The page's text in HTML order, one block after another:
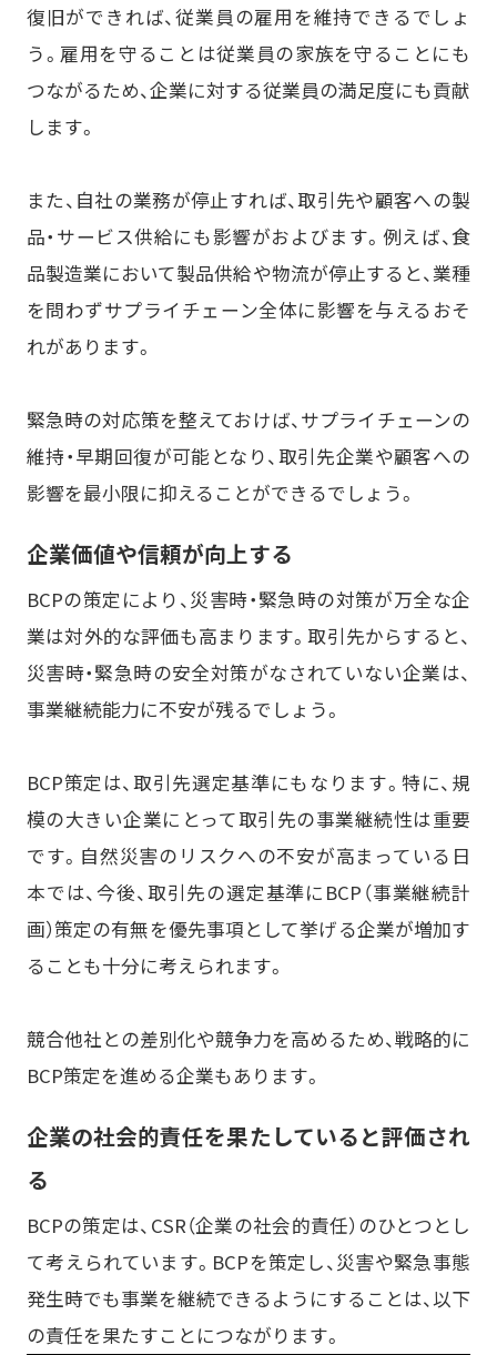
復旧ができれば、従業員の雇用を維持できるでしょ
う。雇用を守ることは従業員の家族を守ることにも
つながるため、企業に対する従業員の満足度にも貢献
します。
また、自社の業務が停止すれば、取引先や顧客への製
品・サービス供給にも影響がおよびます。例えば、食
品製造業において製品供給や物流が停止すると、業種
を問わずサプライチェーン全体に影響を与えるおそ
れがあります。
緊急時の対応策を整えておけば、サプライチェーンの
維持・早期回復が可能となり、取引先企業や顧客への
影響を最小限に抑えることができるでしょう。
企業価値や信頼が向上する
BCPの策定により、災害時・緊急時の対策が万全な企
業は対外的な評価も高まります。取引先からすると、
災害時・緊急時の安全対策がなされていない企業は、
事業継続能力に不安が残るでしょう。
BCP策定は、取引先選定基準にもなります。特に、規
模の大きい企業にとって取引先の事業継続性は重要
です。自然災害のリスクへの不安が高まっている日
本では、今後、取引先の選定基準にBCP（事業継続計
画）策定の有無を優先事項として挙げる企業が増加す
ることも十分に考えられます。
競合他社との差別化や競争力を高めるため、戦略的に
BCP策定を進める企業もあります。
企業の社会的責任を果たしていると評価され
る
BCPの策定は、CSR（企業の社会的責任）のひとつとし
て考えられています。BCPを策定し、災害や緊急事態
発生時でも事業を継続できるようにすることは、以下
の責任を果たすことにつながります。